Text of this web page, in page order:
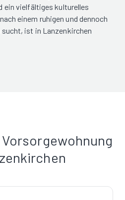
ein vielfältiges kulturelles
einem ruhigen und dennoch
sucht, ist in Lanzenkirchen